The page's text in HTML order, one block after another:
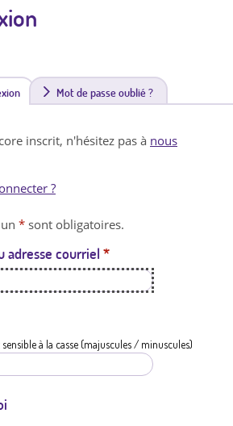
(
n
t
a
t
i
Mot de passe oublié ?
inscrit, n'hésitez pas à nous
?
* sont obligatoires.
adresse courriel *
à la casse (majuscules / minuscules)